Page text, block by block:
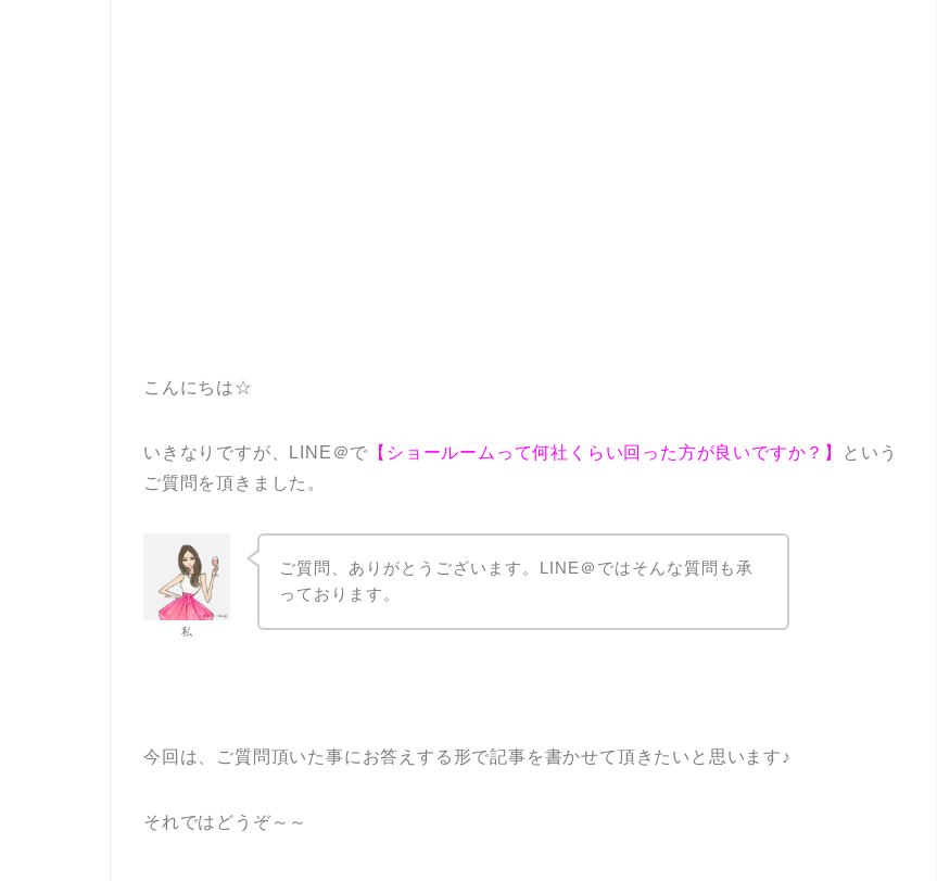
こんにちは☆
いきなりですが、LINE＠で 【ショールームって何社くらい回った方が良いですか？】
という
ご質問を頂きました。
私
ご質問、ありがとうございます。LINE＠ではそんな質問も承
っております。
今回は、ご質問頂いた事にお答えする形で記事を書かせて頂きたいと思います♪
それではどうぞ～～